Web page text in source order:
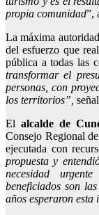
propia comunidad”,
La máxima
del esfuerzo que
pública a todas las
transformar el
personas, con
los territorios”,
El alcalde de
Consejo Regional
ejecutada con
propuesta y
necesidad
beneficiados son
años esperaron esta